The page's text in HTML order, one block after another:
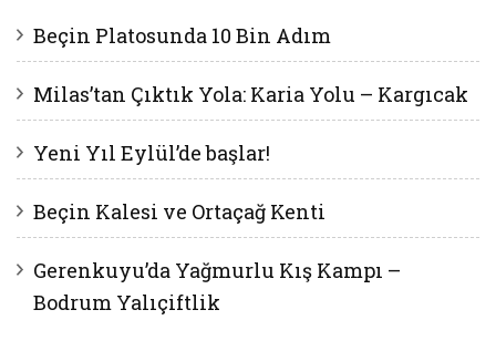
Beçin Platosunda 10 Bin Adım
Milas’tan Çıktık Yola: Karia Yolu – Kargıcak
Yeni Yıl Eylül’de başlar!
Beçin Kalesi ve Ortaçağ Kenti
Gerenkuyu’da Yağmurlu Kış Kampı –
Bodrum Yalıçiftlik